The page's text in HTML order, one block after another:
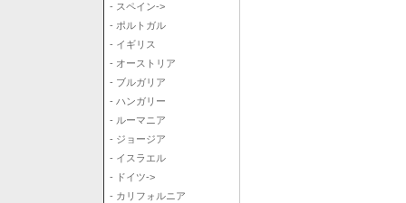
- スペイン->
- ポルトガル
- イギリス
- オーストリア
- ブルガリア
- ハンガリー
- ルーマニア
- ジョージア
- イスラエル
- ドイツ->
- カリフォルニア